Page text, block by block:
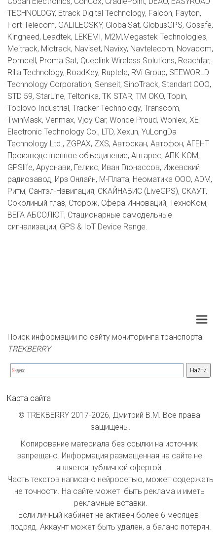
TECHNOLOGY, Etrack Digital Technology, Falcon, Fayton,
Fort-Telecom, GALILEOSKY, GlobalSat, GlobusGPS, Gosafe,
Kingneed, Leadtek, LEKEMI, M2M,Megastek Technologies,
Meitrack, Mictrack, Naviset, Navixy, Navtelecom, Novacom,
Pomcell, Proma Sat, Queclink Wireless Solutions, Reachfar,
Rilla Technology, RoadKey, Ruptela, RVi Group, SEEWORLD
Technology Corporation, Senseit, SinoTrack, Standart ООО,
STD 59, StarLine, Teltonika, TK STAR, TM OKO, Topin,
Toplovo Industrial, Tracker Technology, Transcom,
TwinMask, Venmax, Vjoy Car, Wonde Proud, Wonlex, XE
Electronic Technology Co., LTD, Xexun, YuLongDa
Technology Ltd., ZGPAX, ZXS, Автоскан, Автофон, АГЕНТ
Производственное объединение, Антарес, АПК КОМ,
GPSlife, Аруснави, Геликс, Иван Глонассов, Ижевский
радиозавод, Ирз Онлайн, М-Плата, Неоматика ООО, ADM,
Ритм, Сантэл-Навигация, СКАЙНАВИС (LiveGPS), СКАУТ,
Соколиный глаз, Сторож, Сфера Инноваций, ТехноКом,
ВЕГА АБСОЛЮТ, Стационарные самодельные
сигнализации, GPS & IoT Device Range.
Поиск информации по сайту мониторинга транспорта
TREKBERRY
Карта сайта
© TREKBERRY 2017-2026, Дмитрий В.М. Все права
защищены.
Копирование материала без ссылки на источник
запрещено. Информация размещенная на сайте не
является публичной офертой.
Часть текстов написано нейросетью, может содержать
не точности. На сайте может  быть реклама и иметь
рекламные вставки.
Если личный кабинет не активен более 6 месяцев
подряд. Аккаунт может быть удален, а баланс потерян.